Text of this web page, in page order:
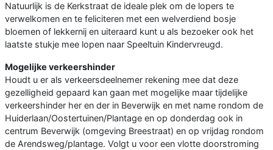
Natuurlijk is de Kerkstraat de ideale plek om de lopers te
verwelkomen en te feliciteren met een welverdiend bosje
bloemen of lekkernij en uiteraard kunt u als bezoeker ook het
laatste stukje mee lopen naar Speeltuin Kindervreugd.
Mogelijke verkeershinder
Houdt u er als verkeersdeelnemer rekening mee dat deze
gezelligheid gepaard kan gaan met mogelijke maar tijdelijke
verkeershinder her en der in Beverwijk en met name rondom de
Huiderlaan/Oostertuinen/Plantage en op donderdag ook in
centrum Beverwijk (omgeving Breestraat) en op vrijdag rondom
de Arendsweg/plantage. Volgt u voor een vlotte doorstroming